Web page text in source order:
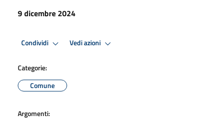
9 dicembre 2024
Condividi Vedi azioni
Categorie:
Comune
Argomenti: